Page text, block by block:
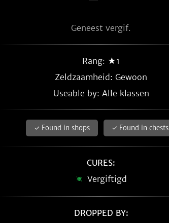
Geneest vergif.
Rang: ★1
Zeldzaamheid: Gewoon
Useable by: Alle klassen
✓ Found in shops ✓ Found in chests
CURES:
Vergiftigd
DROPPED BY: